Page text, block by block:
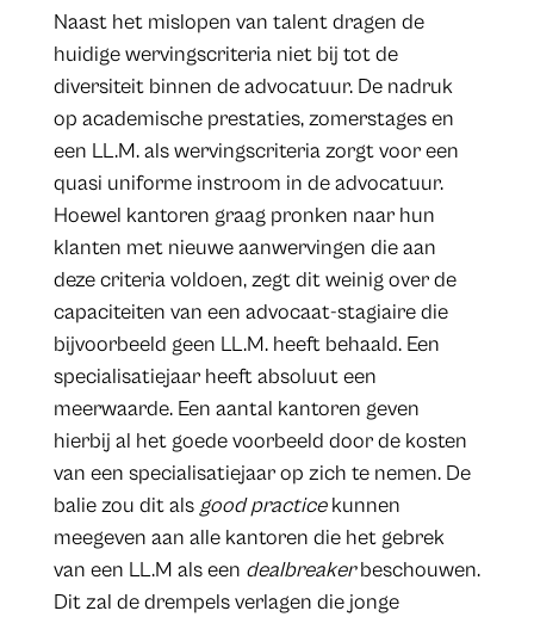
Naast het mislopen van talent dragen de
huidige wervingscriteria niet bij tot de
diversiteit binnen de advocatuur. De nadruk
op academische prestaties, zomerstages en
een LL.M. als wervingscriteria zorgt voor een
quasi uniforme instroom in de advocatuur.
Hoewel kantoren graag pronken naar hun
klanten met nieuwe aanwervingen die aan
deze criteria voldoen, zegt dit weinig over de
capaciteiten van een advocaat-stagiaire die
bijvoorbeeld geen LL.M. heeft behaald. Een
specialisatiejaar heeft absoluut een
meerwaarde. Een aantal kantoren geven
hierbij al het goede voorbeeld door de kosten
van een specialisatiejaar op zich te nemen. De
balie zou dit als good practicekunnen
meegeven aan alle kantoren die het gebrek
van een LL.M als een dealbreakerbeschouwen.
Dit zal de drempels verlagen die jonge